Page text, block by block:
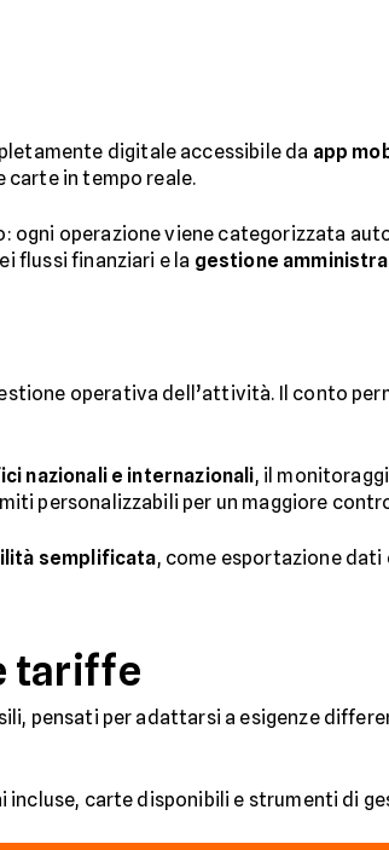
digitale accessibile da app
in tempo reale.
operazione viene categorizzata
flussi finanziari e la gestione
operativa dell’attività. Il conto
nazionali e internazionali, il
personalizzabili per un maggiore
semplificata, come esportazione
tariffe
pensati per adattarsi a esigenze
incluse, carte disponibili e strumenti di